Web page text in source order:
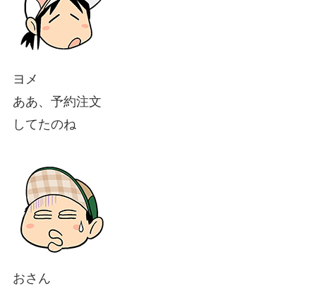
ヨメ
ああ、予約注文
してたのね
おさん